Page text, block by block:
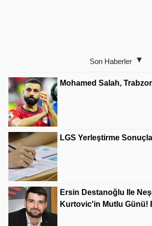
Son Haberler
Mohamed Salah,
LGS Yerleştirme
Ersin Destanoğlu Ile
Kurtovic'in Mutlu Günü!